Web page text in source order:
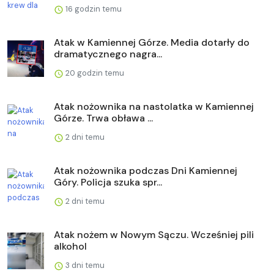
16 godzin temu
Atak w Kamiennej Górze. Media dotarły do
dramatycznego nagra...
20 godzin temu
Atak nożownika na nastolatka w Kamiennej
Górze. Trwa obława ...
2 dni temu
Atak nożownika podczas Dni Kamiennej
Góry. Policja szuka spr...
2 dni temu
Atak nożem w Nowym Sączu. Wcześniej pili
alkohol
3 dni temu